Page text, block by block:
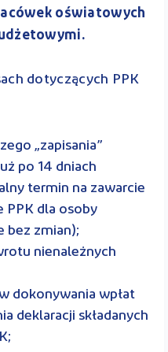
oświatowych
dotyczących PPK
„zapisania”
po 14 dniach
termin na zawarcie
PPK dla osoby
bez zmian);
nienależnych
dokonywania wpłat
deklaracji składanych